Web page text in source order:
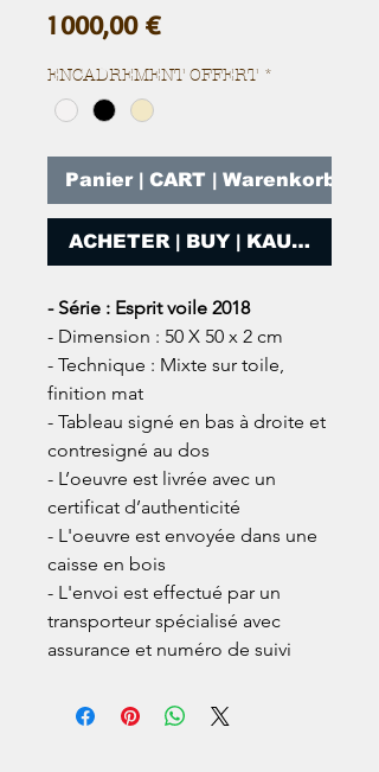
1 000,00 €Prix
ENCADREMENT OFFERT *
Panier | CART | Warenkorb
ACHETER | BUY | KAUFEN
- Série : Esprit voile 2018
- Dimension : 50 X 50 x 2 cm
- Technique : Mixte sur toile,
finition mat
- Tableau signé en bas à droite et
contresigné au dos
- L’oeuvre est livrée avec un
certificat d’authenticité
- L'oeuvre est envoyée dans une
caisse en bois
- L'envoi est effectué par un
transporteur spécialisé avec
assurance et numéro de suivi